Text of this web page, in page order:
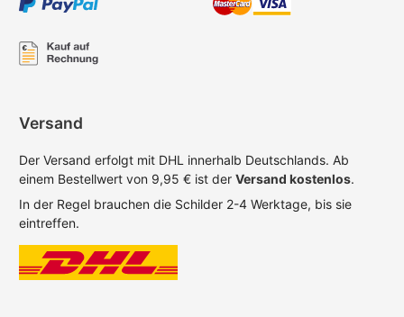
Versand
Der Versand erfolgt mit DHL innerhalb Deutschlands. Ab
einem Bestellwert von 9,95 € ist der Versand kostenlos.
In der Regel brauchen die Schilder 2-4 Werktage, bis sie
eintreffen.